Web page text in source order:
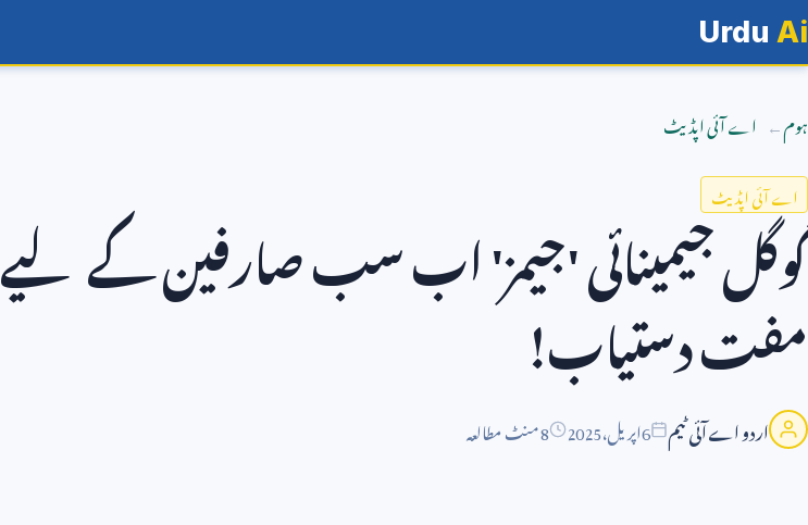
Urdu Ai
ہوم اے آئی اپڈیٹ
اے آئی اپڈیٹ
گوگل جیمینائی 'جیمز' اب سب صارفین کے لیے
مفت دستیاب!
اردو اے آئی ٹیم 6اپریل،2025 8 منٹ مطالعہ